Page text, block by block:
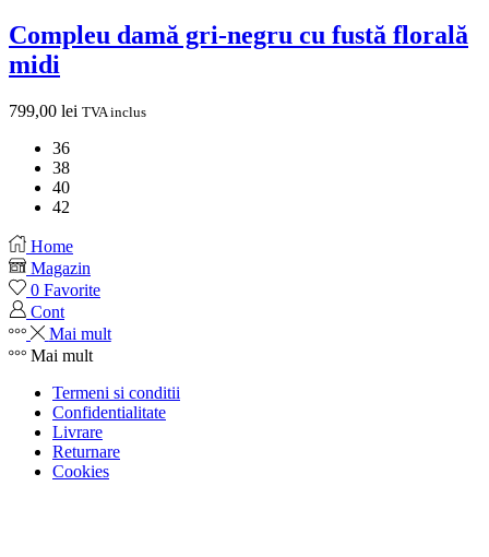
Compleu damă gri-negru cu fustă florală
midi
799,00 lei TVA inclus
36
38
40
42
Home
Magazin
0 Favorite
Cont
Mai mult
Mai mult
Termeni si conditii
Confidentialitate
Livrare
Returnare
Cookies